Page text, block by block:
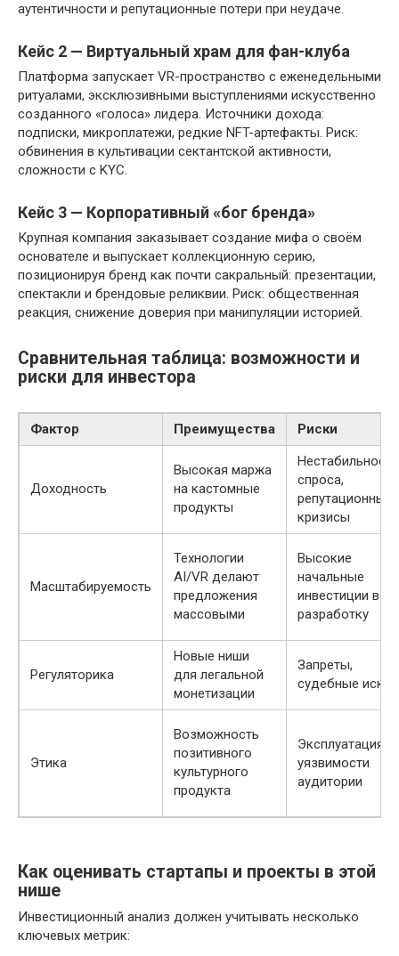
аутентичности и репутационные потери при неудаче.
Кейс 2 — Виртуальный храм для фан-клуба
Платформа запускает VR-пространство с еженедельными
ритуалами, эксклюзивными выступлениями искусственно
созданного «голоса» лидера. Источники дохода:
подписки, микроплатежи, редкие NFT-артефакты. Риск:
обвинения в культивации сектантской активности,
сложности с KYC.
Кейс 3 — Корпоративный «бог бренда»
Крупная компания заказывает создание мифа о своём
основателе и выпускает коллекционную серию,
позиционируя бренд как почти сакральный: презентации,
спектакли и брендовые реликвии. Риск: общественная
реакция, снижение доверия при манипуляции историей.
Сравнительная таблица: возможности и
риски для инвестора
Фактор Преимущества Риски
Доходность
Высокая маржа
на кастомные
продукты
Нестабильность
спроса,
репутационные
кризисы
Масштабируемость
Технологии
AI/VR делают
предложения
массовыми
Высокие
начальные
инвестиции в
разработку
Регуляторика
Новые ниши
для легальной
монетизации
Запреты,
судебные иски
Этика
Возможность
позитивного
культурного
продукта
Эксплуатация
уязвимости
аудитории
Как оценивать стартапы и проекты в этой
нише
Инвестиционный анализ должен учитывать несколько
ключевых метрик: